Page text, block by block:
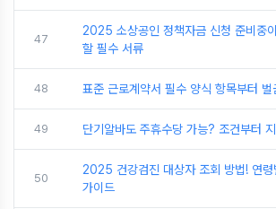
47
2025 소상공인 정책자금 신청 준비중
할 필수 서류
48 표준 근로계약서 필수 양식 항목부터 벌
49 단기알바도 주휴수당 가능? 조건부터
50
2025 건강검진 대상자 조회 방법! 연령
가이드